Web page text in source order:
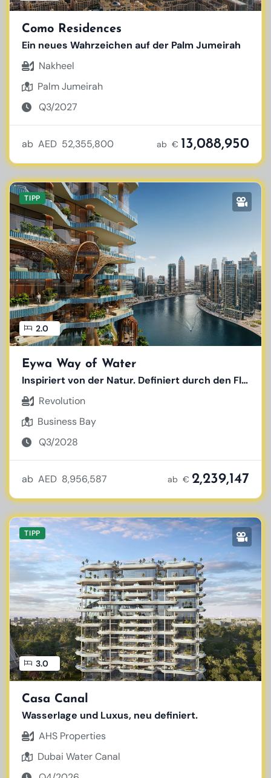
Como Residences
Ein neues Wahrzeichen auf der Palm Jumeirah
Nakheel
Palm Jumeirah
Q3/2027
ab AED 52,355,800 ab € 13,088,950
TIPP
2.0
Eywa Way of Water
Inspiriert von der Natur. Definiert durch den Fluss.
Revolution
Business Bay
Q3/2028
ab AED 8,956,587 ab € 2,239,147
TIPP
3.0
Casa Canal
Wasserlage und Luxus, neu definiert.
AHS Properties
Dubai Water Canal